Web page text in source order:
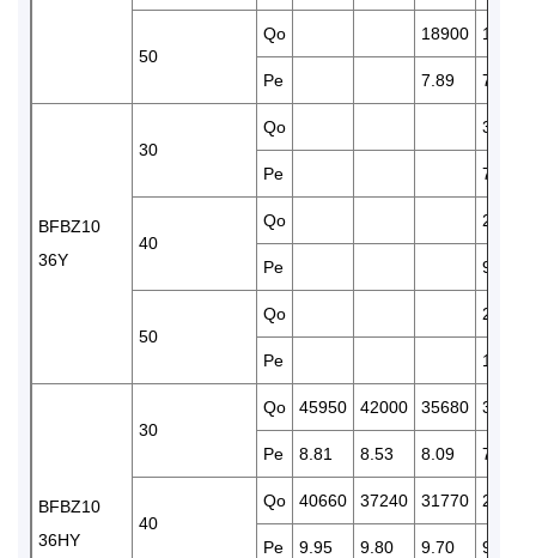
50
Qo 18900 15640
Pe 7.89 7.70
BFBZ10
36Y
30
Qo 30400
Pe 7.88
40
Qo 26290
Pe 9.54
50
Qo 22470
Pe 11.10
BFBZ10
36HY
30
Qo 45950 42000 35680 30400
Pe 8.81 8.53 8.09 7.88
40
Qo 40660 37240 31770 26290
Pe 9.95 9.80 9.70 9.54